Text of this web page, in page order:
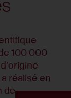
100 000
réalisé en
de